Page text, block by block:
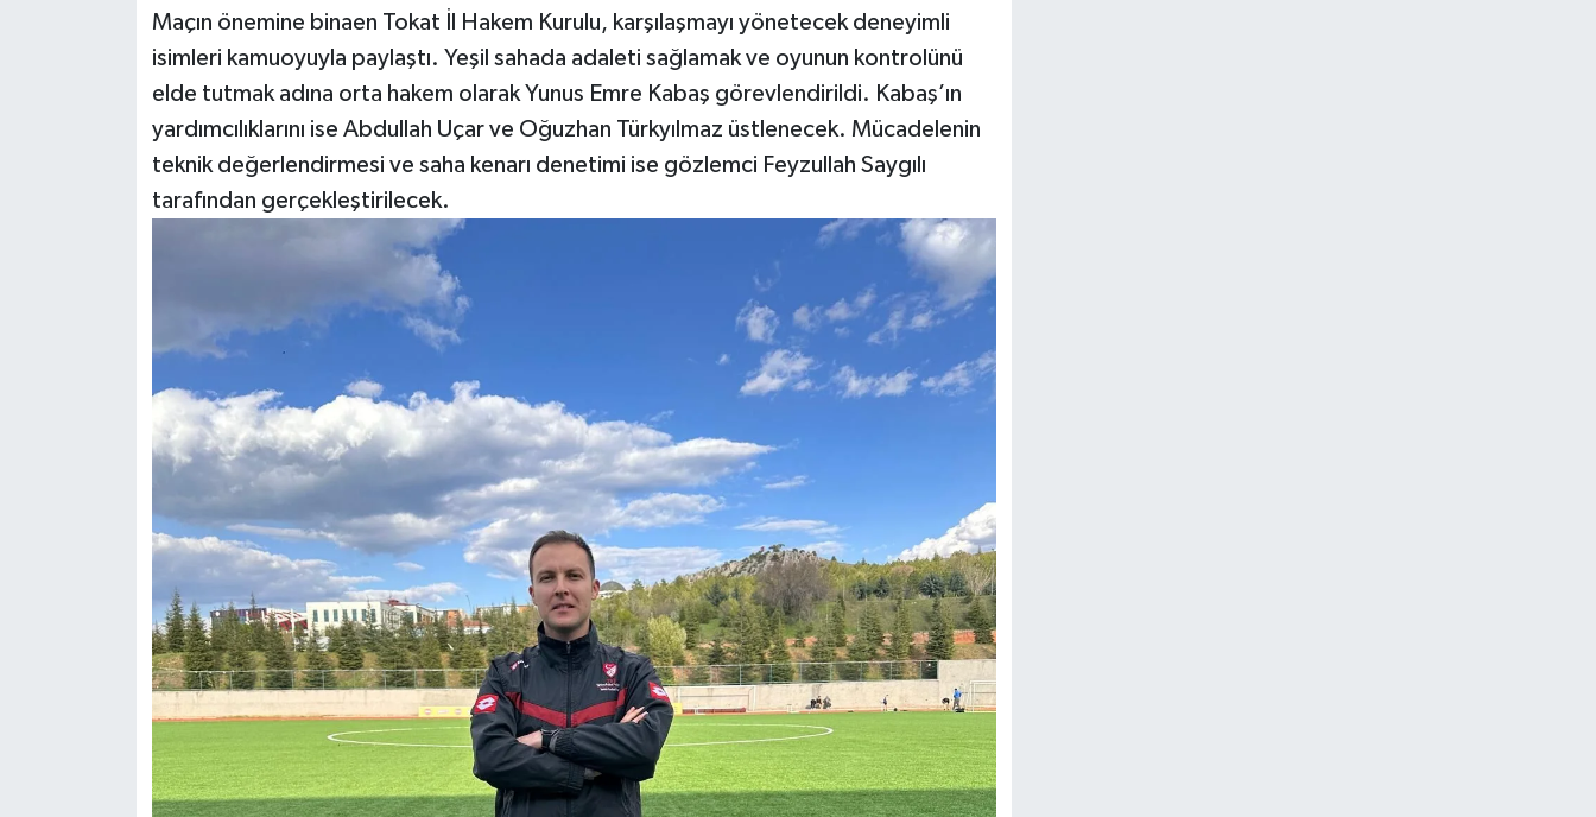
Maçın önemine binaen Tokat İl Hakem Kurulu, karşılaşmayı yönetecek deneyimli
isimleri kamuoyuyla paylaştı. Yeşil sahada adaleti sağlamak ve oyunun kontrolünü
elde tutmak adına orta hakem olarak Yunus Emre Kabaş görevlendirildi. Kabaş’ın
yardımcılıklarını ise Abdullah Uçar ve Oğuzhan Türkyılmaz üstlenecek. Mücadelenin
teknik değerlendirmesi ve saha kenarı denetimi ise gözlemci Feyzullah Saygılı
tarafından gerçekleştirilecek.